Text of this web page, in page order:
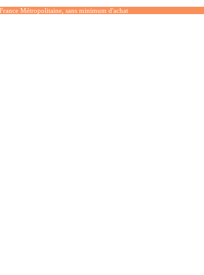
Métropolitaine, sans minimum d'achat